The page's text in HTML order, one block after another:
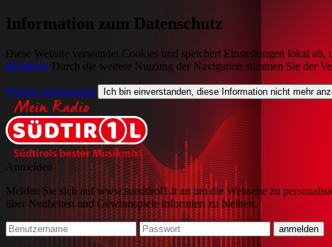
Information zum Datenschutz
Diese Website verwendet Cookies und speichert Einstellungen lokal
Richtlinie Durch die weitere Nutzung der Navigation stimmen Sie der
Weitere Information Ich bin einverstanden, diese Information nicht mehr
Anmelden
Melden Sie sich auf www.suedtirol1.it an um die Webseite zu
über Neuheiten und Gewinnspiele informiert zu bleiben.